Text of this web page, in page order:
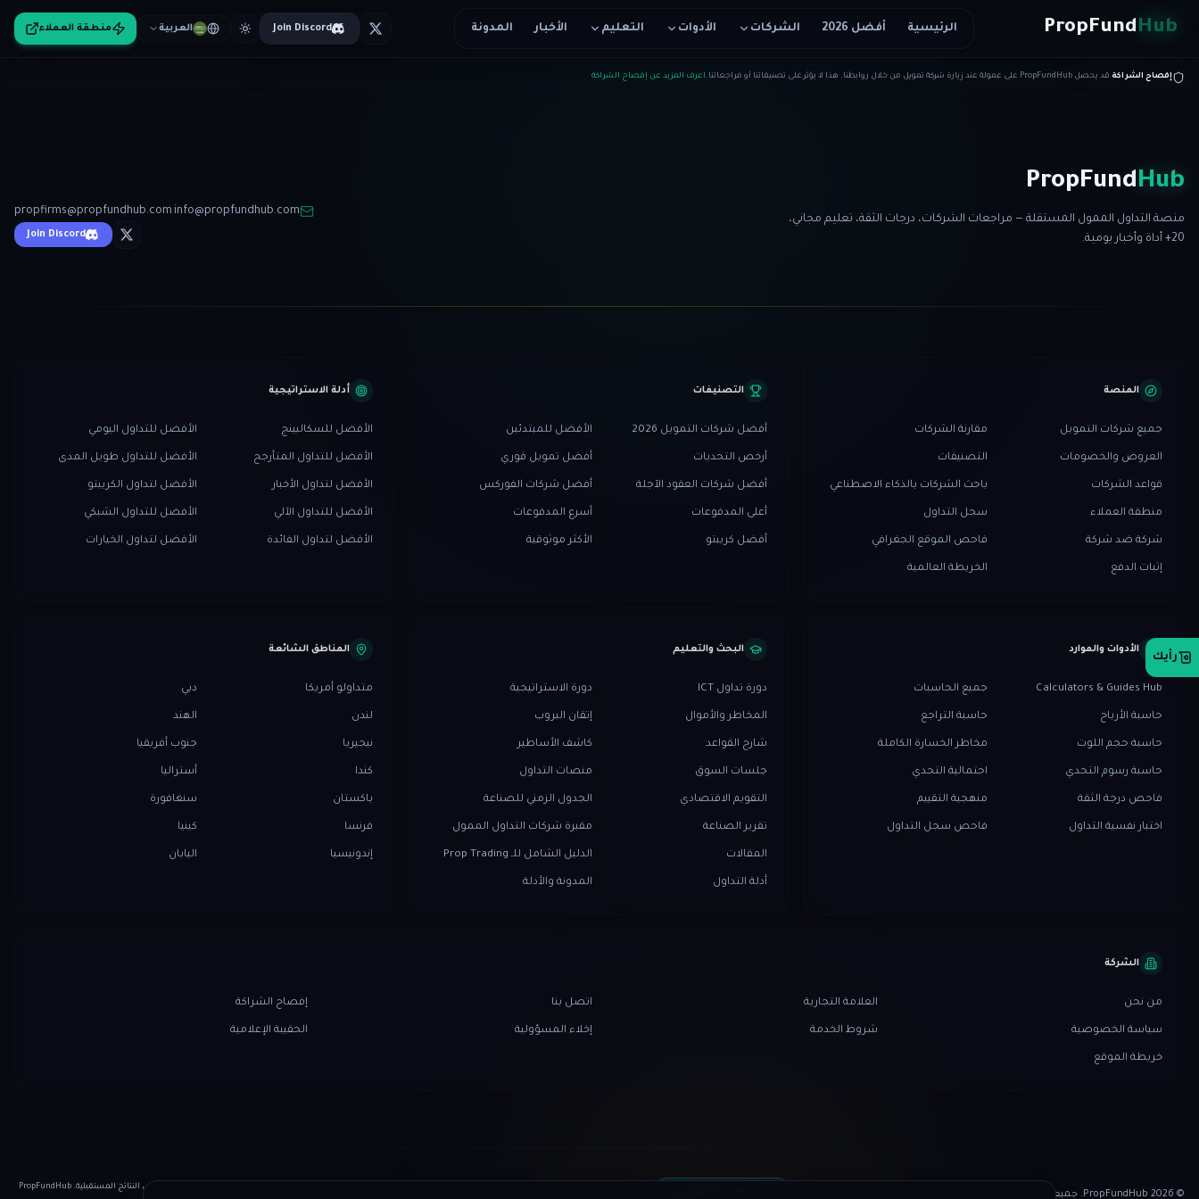
PropFundHub الرئيسية أفضل 2026 الشركات الأدوات التعليم الأخبار المدونة Join Discord العربية منطقة العملاء
رأيك
إفصاح الشراكة قد يحصل PropFundHub على عمولة عند زيارة شركة تمويل من خلال روابطنا. هذا لا يؤثر على تصنيفاتنا أو مراجعاتنا. اعرف المزيد عن إفصاح الشراكة
PropFundHub
منصة التداول الممول المستقلة — مراجعات الشركات، درجات الثقة، تعليم مجاني،
20+ أداة وأخبار يومية.
info@propfundhub.com
·
propfirms@propfundhub.com
Join Discord
المنصة
جميع شركات التمويل مقارنة الشركات
العروض والخصومات التصنيفات
قواعد الشركات باحث الشركات بالذكاء الاصطناعي
منطقة العملاء سجل التداول
شركة ضد شركة فاحص الموقع الجغرافي
إثبات الدفع الخريطة العالمية
التصنيفات
أفضل شركات التمويل 2026 الأفضل للمبتدئين
أرخص التحديات أفضل تمويل فوري
أفضل شركات العقود الآجلة أفضل شركات الفوركس
أعلى المدفوعات أسرع المدفوعات
أفضل كريبتو الأكثر موثوقية
أدلة الاستراتيجية
الأفضل للسكالبينج الأفضل للتداول اليومي
الأفضل للتداول المتأرجح الأفضل للتداول طويل المدى
الأفضل لتداول الأخبار الأفضل لتداول الكريبتو
الأفضل للتداول الآلي الأفضل للتداول الشبكي
الأفضل لتداول الفائدة الأفضل لتداول الخيارات
الأدوات والموارد
Calculators & Guides Hub جميع الحاسبات
حاسبة الأرباح حاسبة التراجع
حاسبة حجم اللوت مخاطر الخسارة الكاملة
حاسبة رسوم التحدي احتمالية التحدي
فاحص درجة الثقة منهجية التقييم
اختبار نفسية التداول فاحص سجل التداول
البحث والتعليم
دورة تداول ICT دورة الاستراتيجية
المخاطر والأموال إتقان البروب
شارح القواعد كاشف الأساطير
جلسات السوق منصات التداول
التقويم الاقتصادي الجدول الزمني للصناعة
تقرير الصناعة مقبرة شركات التداول الممول
المقالات الدليل الشامل للـ Prop Trading
أدلة التداول المدونة والأدلة
المناطق الشائعة
متداولو أمريكا دبي
لندن الهند
نيجيريا جنوب أفريقيا
كندا أستراليا
باكستان سنغافورة
فرنسا كينيا
إندونيسيا اليابان
الشركة
من نحن العلامة التجارية اتصل بنا إفصاح الشراكة
سياسة الخصوصية شروط الخدمة إخلاء المسؤولية الحقيبة الإعلامية
خريطة الموقع
© 2026 PropFundHub. جميع الحقوق محفوظة.
تحذير المخاطر: التداول ينطوي على مخاطر كبيرة لخسارة رأس المال. الأداء السابق لا يشير إلى النتائج المستقبلية. PropFundHub